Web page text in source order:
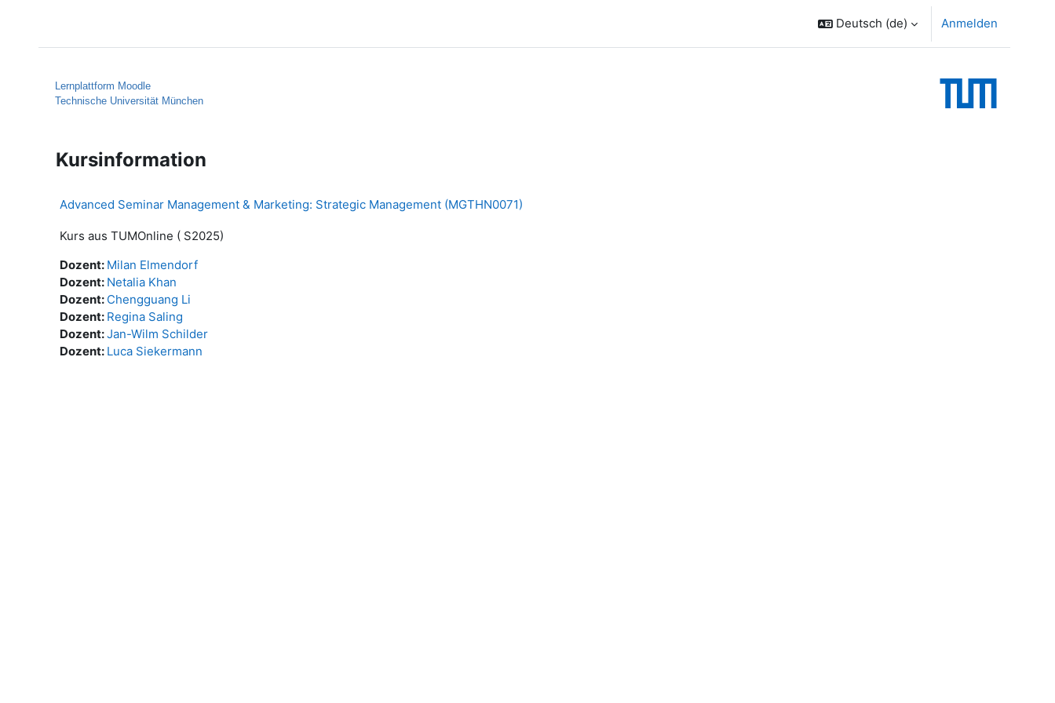
Deutsch ‎(de)‎ Anmelden
Lernplattform Moodle
Technische Universität München
Kursinformation
Advanced Seminar Management & Marketing: Strategic Management (MGTHN0071)
Kurs aus TUMOnline ( S2025)
Dozent: Milan Elmendorf
Dozent: Netalia Khan
Dozent: Chengguang Li
Dozent: Regina Saling
Dozent:Jan-Wilm Schilder
Dozent: Luca Siekermann